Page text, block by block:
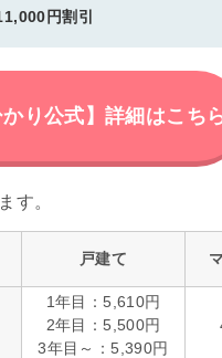
円割引
かり公式】詳細はこち
戸建て
1年目：5,610円
2年目：5,500円
3年目～：5,390円